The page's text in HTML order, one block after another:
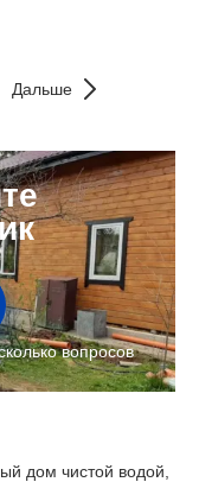
Дальше
дом чистой водой,